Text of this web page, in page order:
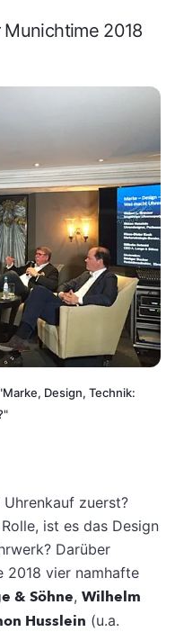
2018
Design, Technik:
zuerst?
ist es das Design
Darüber
2018 vier namhafte
& Söhne, Wilhelm
Husslein (u.a.